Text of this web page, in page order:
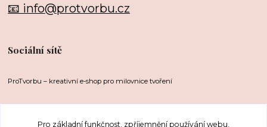
📧 info@protvorbu.cz
Sociální sítě
ProTvorbu – kreativní e-shop pro milovnice tvoření
Pro základní funkčnost, zpříjemnění používání webu,